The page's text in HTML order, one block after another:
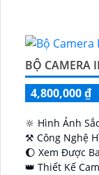
BỘ CAMERA
4,800,000 ₫
🔆 Hình Ảnh
👑 Thiết Kế